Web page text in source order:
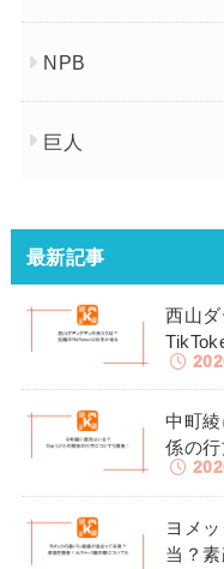
NPB
巨人
最新記事
西山
中町
係の行
ヨメ
当？